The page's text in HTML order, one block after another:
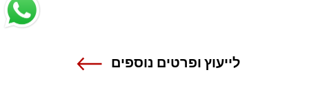
לייעוץ ופרטים נוספים